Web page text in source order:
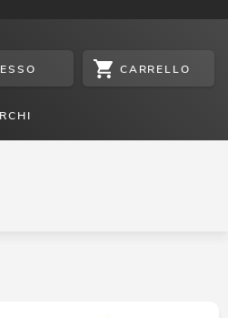
CARRELLO